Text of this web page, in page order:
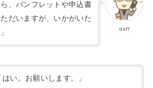
staff
ら、パンフレットや申込書
だいますが、いかがいた
はい。お願いします。」